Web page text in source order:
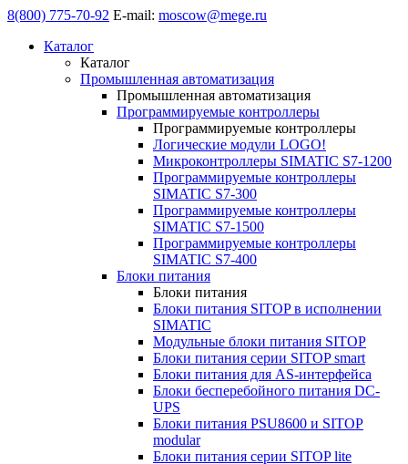
8(800) 775-70-92 E-mail: moscow@mege.ru
Каталог
Каталог
Промышленная автоматизация
Промышленная автоматизация
Программируемые контроллеры
Программируемые контроллеры
Логические модули LOGO!
Микроконтроллеры SIMATIC S7-1200
Программируемые контроллеры
SIMATIC S7-300
Программируемые контроллеры
SIMATIC S7-1500
Программируемые контроллеры
SIMATIC S7-400
Блоки питания
Блоки питания
Блоки питания SITOP в исполнении
SIMATIC
Модульные блоки питания SITOP
Блоки питания серии SITOP smart
Блоки питания для AS-интерфейса
Блоки бесперебойного питания DC-
UPS
Блоки питания PSU8600 и SITOP
modular
Блоки питания серии SITOP lite